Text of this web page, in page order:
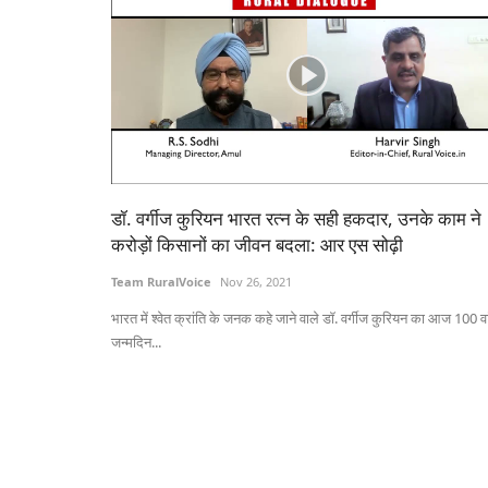
डॉ. वर्गीज कुरियन भारत रत्न के सही हकदार, उनके काम ने
करोड़ों किसानों का जीवन बदला: आर एस सोढ़ी
Team RuralVoice Nov 26, 2021
भारत में श्वेत क्रांति के जनक कहे जाने वाले डॉ. वर्गीज कुरियन का आज 100
जन्मदिन...